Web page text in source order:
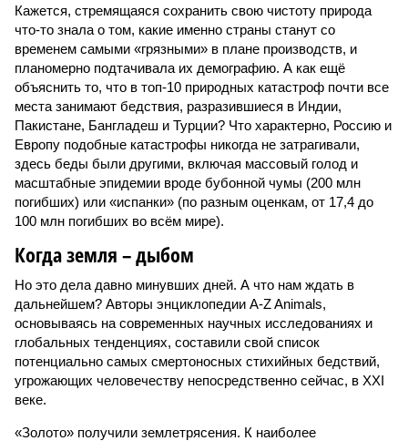
Кажется, стремящаяся сохранить свою чистоту природа
что-то знала о том, какие именно страны станут со
временем самыми «грязными» в плане производств, и
планомерно подтачивала их демографию. А как ещё
объяснить то, что в топ-10 природных катастроф почти все
места занимают бедствия, разразившиеся в Индии,
Пакистане, Бангладеш и Турции? Что характерно, Россию и
Европу подобные катастрофы никогда не затрагивали,
здесь беды были другими, включая массовый голод и
масштабные эпидемии вроде бубонной чумы (200 млн
погибших) или «испанки» (по разным оценкам, от 17,4 до
100 млн погибших во всём мире).
Когда земля – дыбом
Но это дела давно минувших дней. А что нам ждать в
дальнейшем? Авторы энциклопедии A-Z Animals,
основываясь на современных научных исследованиях и
глобальных тенденциях, составили свой список
потенциально самых смертоносных стихийных бедствий,
угрожающих человечеству непосредственно сейчас, в XXI
веке.
«Золото» получили землетрясения. К наиболее